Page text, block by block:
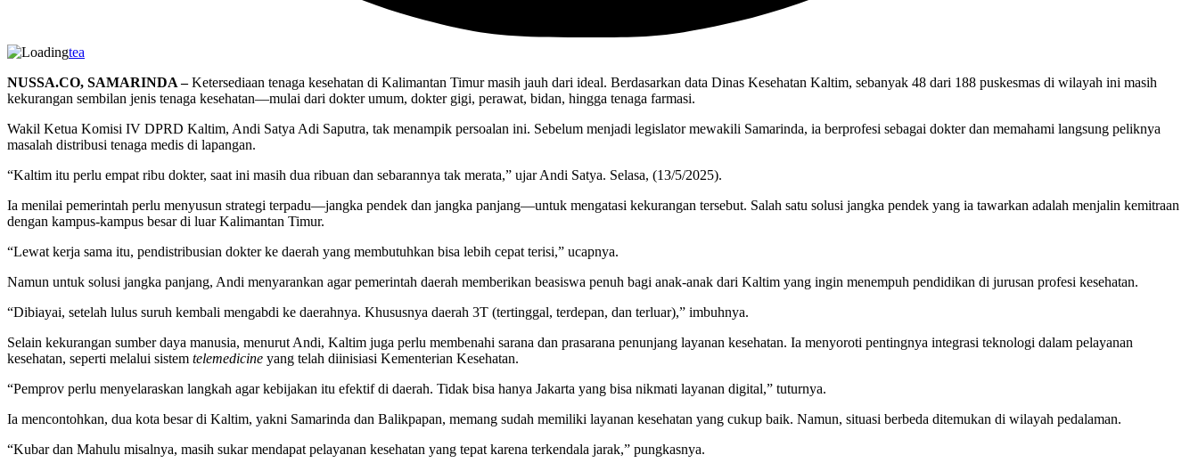
tea
NUSSA.CO, SAMARINDA –Ketersediaan tenaga kesehatan di Kalimantan Timur masih jauh dari ideal. Berdasarkan data Dinas Kesehatan Kaltim, sebanyak 48 dari 188 puskesmas di wilayah ini masih
kekurangan sembilan jenis tenaga kesehatan—mulai dari dokter umum, dokter gigi, perawat, bidan, hingga tenaga farmasi.
Wakil Ketua Komisi IV DPRD Kaltim, Andi Satya Adi Saputra, tak menampik persoalan ini. Sebelum menjadi legislator mewakili Samarinda, ia berprofesi sebagai dokter dan memahami langsung peliknya
masalah distribusi tenaga medis di lapangan.
“Kaltim itu perlu empat ribu dokter, saat ini masih dua ribuan dan sebarannya tak merata,” ujar Andi Satya. Selasa, (13/5/2025).
Ia menilai pemerintah perlu menyusun strategi terpadu—jangka pendek dan jangka panjang—untuk mengatasi kekurangan tersebut. Salah satu solusi jangka pendek yang ia tawarkan adalah menjalin kemitraan
dengan kampus-kampus besar di luar Kalimantan Timur.
“Lewat kerja sama itu, pendistribusian dokter ke daerah yang membutuhkan bisa lebih cepat terisi,” ucapnya.
Namun untuk solusi jangka panjang, Andi menyarankan agar pemerintah daerah memberikan beasiswa penuh bagi anak-anak dari Kaltim yang ingin menempuh pendidikan di jurusan profesi kesehatan.
“Dibiayai, setelah lulus suruh kembali mengabdi ke daerahnya. Khususnya daerah 3T (tertinggal, terdepan, dan terluar),” imbuhnya.
Selain kekurangan sumber daya manusia, menurut Andi, Kaltim juga perlu membenahi sarana dan prasarana penunjang layanan kesehatan. Ia menyoroti pentingnya integrasi teknologi dalam pelayanan
kesehatan, seperti melalui sistem telemedicine yang telah diinisiasi Kementerian Kesehatan.
“Pemprov perlu menyelaraskan langkah agar kebijakan itu efektif di daerah. Tidak bisa hanya Jakarta yang bisa nikmati layanan digital,” tuturnya.
Ia mencontohkan, dua kota besar di Kaltim, yakni Samarinda dan Balikpapan, memang sudah memiliki layanan kesehatan yang cukup baik. Namun, situasi berbeda ditemukan di wilayah pedalaman.
“Kubar dan Mahulu misalnya, masih sukar mendapat pelayanan kesehatan yang tepat karena terkendala jarak,” pungkasnya.